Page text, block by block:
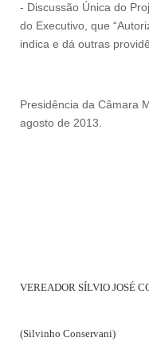
- Discussão Única do
do Executivo, que
indica e dá outras
Presidência da Câmara
agosto de 2013.
VEREADOR SÍLVIO JOSÉ
(Silvinho Conservani)